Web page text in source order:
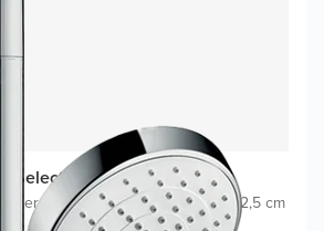
Select S glijstangset
Zonder waterbesparende functie|Ø 12,5 cm